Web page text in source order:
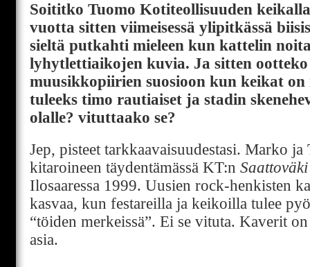
Soititko Tuomo Kotiteollisuuden
vuotta sitten viimeisessä ylipitkässä
sieltä putkahti mieleen kun kattelin
lyhytlettiaikojen kuvia. Ja sitten ootteko
muusikkopiirien suosioon kun keikat on
tuleeks timo rautiaiset ja stadin
olalle? vituttaako se?
Jep, pisteet tarkkaavaisuudestasi. Marko
kitaroineen täydentämässä KT:n Saattoväki
Ilosaaressa 1999. Uusien rock-henkisten
kasvaa, kun festareilla ja keikoilla tulee
“töiden merkeissä”. Ei se vituta. Kaverit
asia.